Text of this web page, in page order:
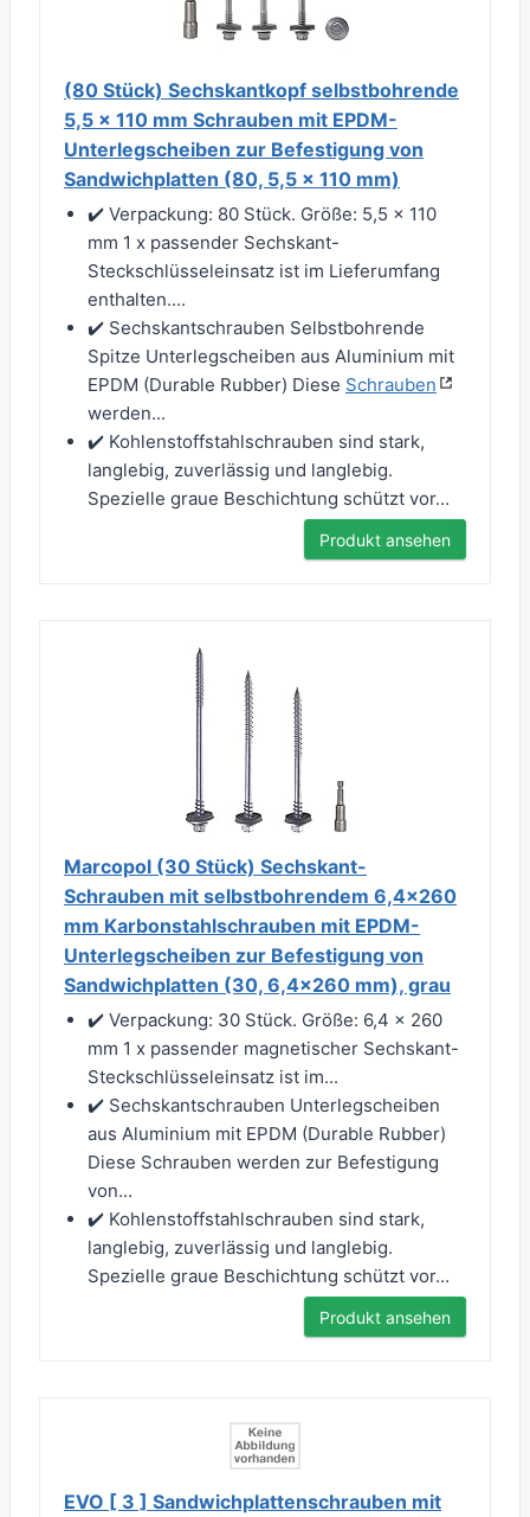
(80 Stück) Sechskantkopf selbstbohrende
5,5 x 110 mm Schrauben mit EPDM-
Unterlegscheiben zur Befestigung von
Sandwichplatten (80, 5,5 x 110 mm)
✔️ Verpackung: 80 Stück. Größe: 5,5 x 110
mm 1 x passender Sechskant-
Steckschlüsseleinsatz ist im Lieferumfang
enthalten....
✔️ Sechskantschrauben Selbstbohrende
Spitze Unterlegscheiben aus Aluminium mit
EPDM (Durable Rubber) Diese Schrauben
werden...
✔️ Kohlenstoffstahlschrauben sind stark,
langlebig, zuverlässig und langlebig.
Spezielle graue Beschichtung schützt vor...
Produkt ansehen
Marcopol (30 Stück) Sechskant-
Schrauben mit selbstbohrendem 6,4x260
mm Karbonstahlschrauben mit EPDM-
Unterlegscheiben zur Befestigung von
Sandwichplatten (30, 6,4x260 mm), grau
✔️ Verpackung: 30 Stück. Größe: 6,4 x 260
mm 1 x passender magnetischer Sechskant-
Steckschlüsseleinsatz ist im...
✔️ Sechskantschrauben Unterlegscheiben
aus Aluminium mit EPDM (Durable Rubber)
Diese Schrauben werden zur Befestigung
von...
✔️ Kohlenstoffstahlschrauben sind stark,
langlebig, zuverlässig und langlebig.
Spezielle graue Beschichtung schützt vor...
Produkt ansehen
EVO [ 3 ] Sandwichplattenschrauben mit